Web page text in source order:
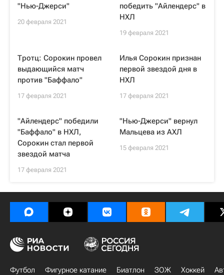
"Нью-Джерси"
20 февраля 2021
победить "Айлендерс" в
НХЛ
19 февраля 2021
Тротц: Сорокин провел
выдающийся матч
против "Баффало"
17 февраля 2021
Илья Сорокин признан
первой звездой дня в
НХЛ
17 февраля 2021
"Айлендерс" победили
"Баффало" в НХЛ,
Сорокин стал первой
звездой матча
17 февраля 2021
"Нью-Джерси" вернул
Мальцева из АХЛ
15 февраля 2021
Футбол Фигурное катание Биатлон ЗОЖ Хоккей